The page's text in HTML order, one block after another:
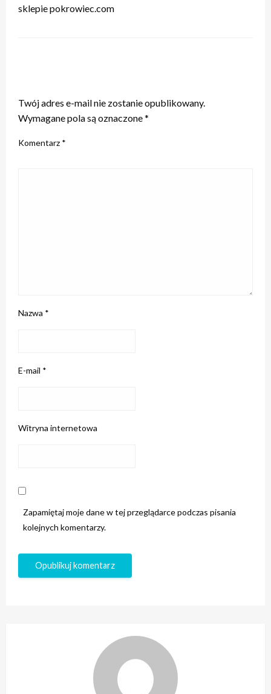
sklepie pokrowiec.com
Twój adres e-mail nie zostanie opublikowany.
Wymagane pola są oznaczone*
Komentarz *
Nazwa *
E-mail *
Witryna internetowa
Zapamiętaj moje dane w tej przeglądarce podczas pisania
kolejnych komentarzy.